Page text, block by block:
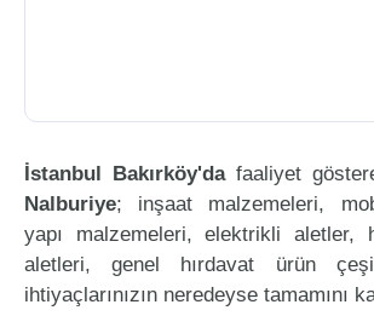
İstanbul Bakırköy'dafaaliyet
Nalburiye; inşaat malzemeleri,
yapı malzemeleri, elektrikli aletler,
aletleri, genel hırdavat ürün
ihtiyaçlarınızın neredeyse tamamını